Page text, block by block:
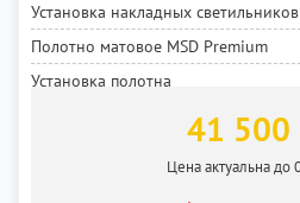
Установка накладных
Полотно матовое MSD Premium
Установка полотна
41 500
Цена актуальна до